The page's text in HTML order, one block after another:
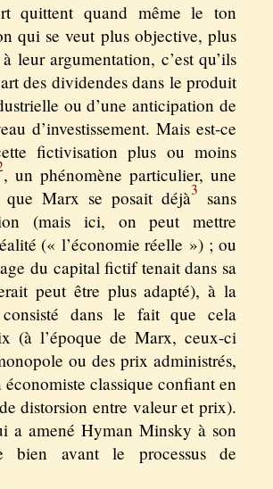
quittent quand même le ton
qui se veut plus objective, plus
leur argumentation, c’est qu’ils
des dividendes dans le produit
ou d’une anticipation de
d’investissement. Mais est-ce
fictivisation plus ou moins
, un phénomène particulier, une
que Marx se posait déjà3 sans
(mais ici, on peut mettre
(« l’économie réelle ») ; ou
du capital fictif tenait dans sa
peut être plus adapté), à la
dans le fait que cela
(à l’époque de Marx, ceux-ci
ou des prix administrés,
classique confiant en
distorsion entre valeur et prix).
a amené Hyman Minsky à son
bien avant le processus de